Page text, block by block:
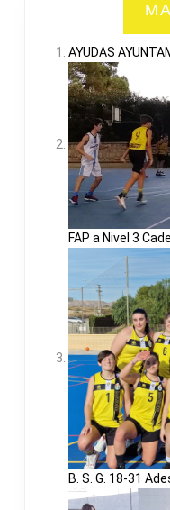
AYUDAS
FAP a Nivel 3
B. S. G. 18-31